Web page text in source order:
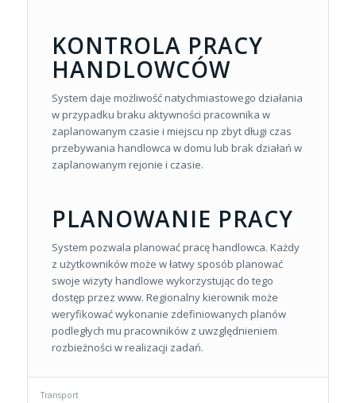
KONTROLA PRACY
HANDLOWCÓW
System daje możliwość natychmiastowego działania
w przypadku braku aktywności pracownika w
zaplanowanym czasie i miejscu np zbyt długi czas
przebywania handlowca w domu lub brak działań w
zaplanowanym rejonie i czasie.
PLANOWANIE PRACY
System pozwala planować pracę handlowca. Każdy
z użytkowników może w łatwy sposób planować
swoje wizyty handlowe wykorzystując do tego
dostęp przez www. Regionalny kierownik może
weryfikować wykonanie zdefiniowanych planów
podległych mu pracowników z uwzględnieniem
rozbieżności w realizacji zadań.
Transport